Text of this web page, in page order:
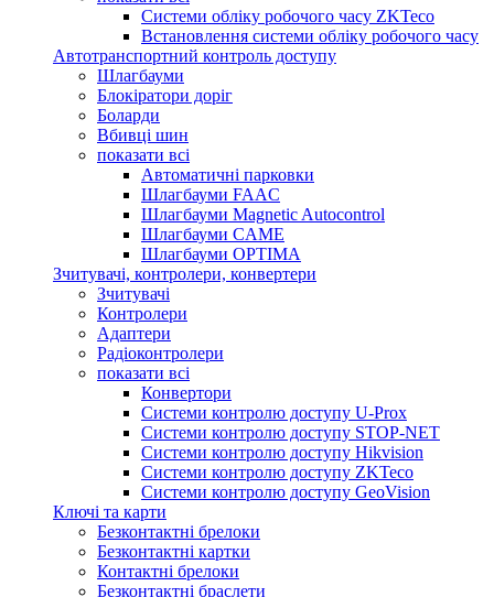
Системи обліку робочого часу ZKTeco
Встановлення системи обліку робочого часу
Автотранспортний контроль доступу
Шлагбауми
Блокіратори доріг
Боларди
Вбивці шин
показати всі
Автоматичні парковки
Шлагбауми FAAC
Шлагбауми Magnetic Autocontrol
Шлагбауми CAME
Шлагбауми OPTIMA
Зчитувачі, контролери, конвертери
Зчитувачі
Контролери
Адаптери
Радіоконтролери
показати всі
Конвертори
Системи контролю доступу U-Prox
Системи контролю доступу STOP-NET
Системи контролю доступу Hikvision
Системи контролю доступу ZKTeco
Системи контролю доступу GeoVision
Ключі та карти
Безконтактні брелоки
Безконтактні картки
Контактні брелоки
Безконтактні браслети